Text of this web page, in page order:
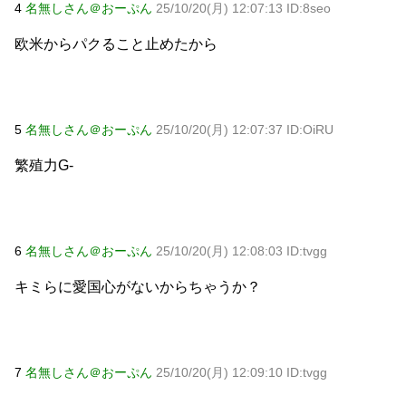
4 名無しさん＠おーぷん 25/10/20(月) 12:07:13 ID:8seo
欧米からパクること止めたから
5 名無しさん＠おーぷん 25/10/20(月) 12:07:37 ID:OiRU
繁殖力G-
6 名無しさん＠おーぷん 25/10/20(月) 12:08:03 ID:tvgg
キミらに愛国心がないからちゃうか？
7 名無しさん＠おーぷん 25/10/20(月) 12:09:10 ID:tvgg